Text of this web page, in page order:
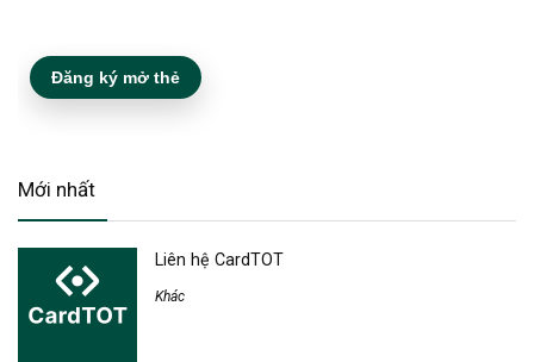
Đăng ký mở thẻ
Mới nhất
Liên hệ CardTOT
Khác